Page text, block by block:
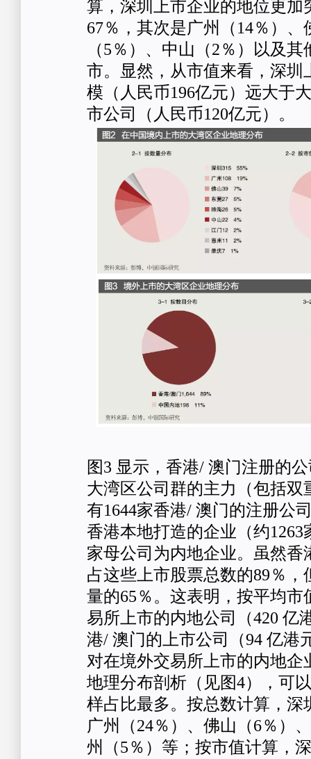
算，深圳上市企业的地位更加
67％，其次是广州（14％）、
（5％）、中山（2％）以及
市。显然，从市值来看，深圳
模（人民币196亿元）远大于
市公司（人民币120亿元）。
图3 显示，香港/ 澳门注册的
大湾区公司群的主力（包括双
有1644家香港/ 澳门的注册公
香港本地打造的企业（约1263
家母公司为内地企业。虽然香
占这些上市股票总数的89％，
量的65％。这表明，按平均市
易所上市的内地公司（420 亿
港/ 澳门的上市公司（94 亿港
对在境外交易所上市的内地企
地理分布剖析（见图4），可
样占比最多。按总数计算，深
广州（24％）、佛山（6％）
州（5％）等；按市值计算，